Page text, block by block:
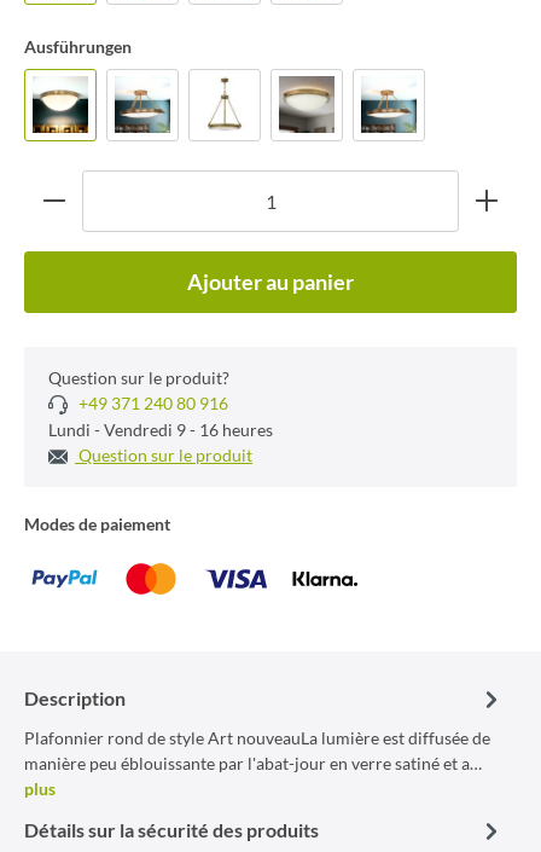
Ausführungen
Ajouter au panier
Question sur le produit?
+49 371 240 80 916
Lundi - Vendredi 9 - 16 heures
Question sur le produit
Modes de paiement
Description
Plafonnier rond de style Art nouveauLa lumière est diffusée de
manière peu éblouissante par l'abat-jour en verre satiné et a…
plus
Détails sur la sécurité des produits